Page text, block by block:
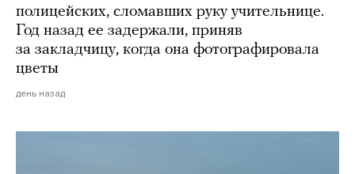
полицейских, сломавших руку учительнице.
Год назад ее задержали, приняв
за закладчицу, когда она фотографировала
цветы
день назад